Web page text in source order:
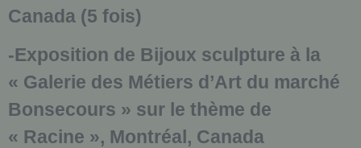
Canada (5 fois)
-Exposition de Bijoux sculpture à la
« Galerie des Métiers d’Art du marché
Bonsecours » sur le thème de
« Racine », Montréal, Canada